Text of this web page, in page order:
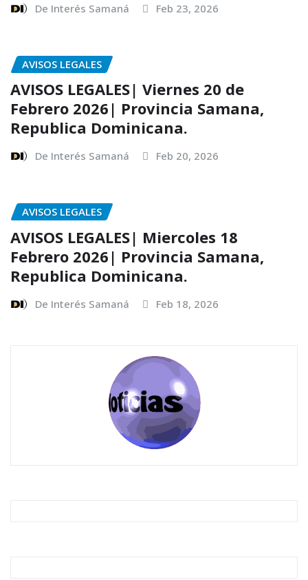
De Interés Samaná Feb 23, 2026
AVISOS LEGALES
AVISOS LEGALES| Viernes 20 de
Febrero 2026| Provincia Samana,
Republica Dominicana.
De Interés Samaná Feb 20, 2026
AVISOS LEGALES
AVISOS LEGALES| Miercoles 18
Febrero 2026| Provincia Samana,
Republica Dominicana.
De Interés Samaná Feb 18, 2026